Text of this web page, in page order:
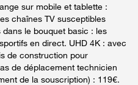
sur mobile et tablette :
chaînes TV susceptibles
dans le bouquet basic : les
en direct. UHD 4K : avec
de construction pour
de déplacement technicien
de la souscription) : 119€.